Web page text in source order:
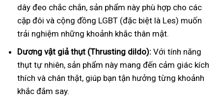
dây đeo chắc chắn, sản phẩm này phù hợp cho các
cặp đôi và cộng đồng LGBT (đặc biệt là Les) muốn
trải nghiệm những khoảnh khắc thân mật.
Dương vật giả thụt (Thrusting dildo): Với tính năng
thụt tự nhiên, sản phẩm này mang đến cảm giác kích
thích và chân thật, giúp bạn tận hưởng từng khoảnh
khắc đắm say.